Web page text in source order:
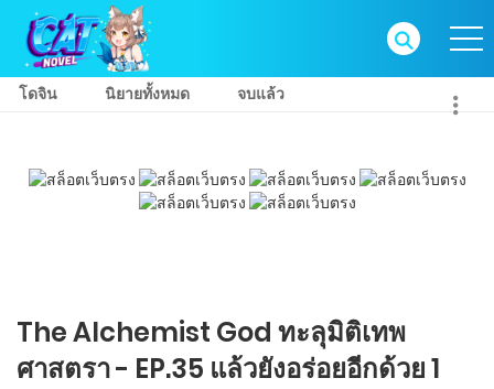
โดจิน นิยายทั้งหมด จบแล้ว
The Alchemist God ทะลุมิติเทพ
ศาสตรา - EP.35 แล้วยังอร่อยอีกด้วย 1